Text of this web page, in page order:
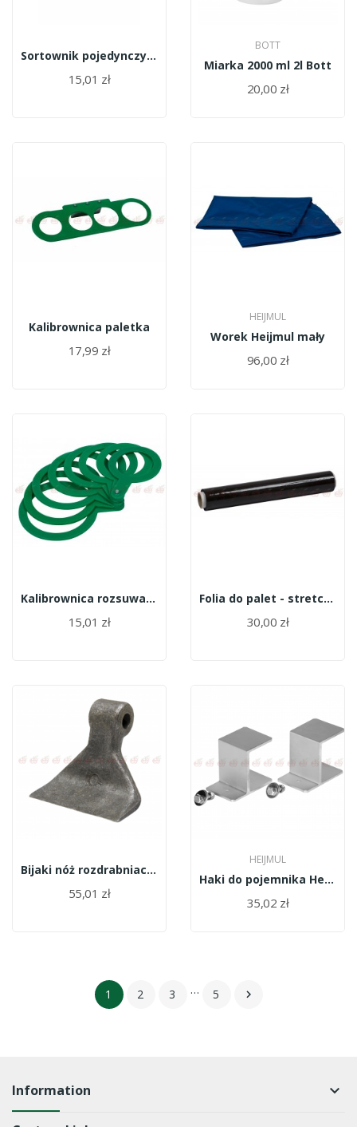
Sortownik pojedynczy (miarka) 9,5 cm
15,01 zł
BOTT
Miarka 2000 ml 2l Bott
20,00 zł
Kalibrownica paletka
17,99 zł
HEIJMUL
Worek Heijmul mały
96,00 zł
Kalibrownica rozsuwana 55-90 mm
15,01 zł
Folia do palet - stretch, czarna, 2,5kg
30,00 zł
Bijaki nóż rozdrabniacza JTK RM4
55,01 zł
HEIJMUL
Haki do pojemnika Heijmul
35,02 zł
1 2 3 … 5 
Information keyboard_arrow_down